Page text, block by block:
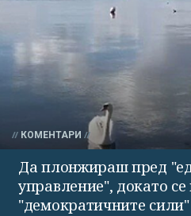
КОМЕНТАРИ
Да плонжираш пред
управление", докато
"демократичните сили"